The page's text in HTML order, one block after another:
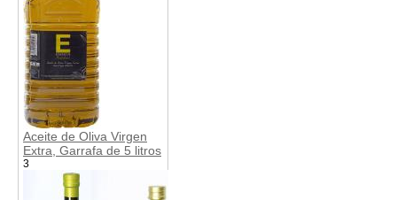
Aceite de Oliva Virgen
Extra, Garrafa de 5 litros
3